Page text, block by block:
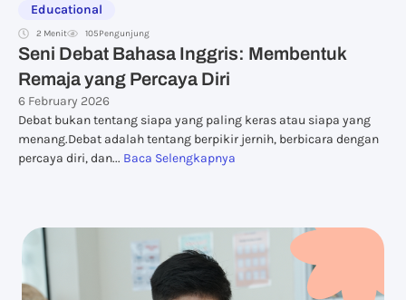
Educational
2 Menit 105Pengunjung
Seni Debat Bahasa Inggris: Membentuk
Remaja yang Percaya Diri
6 February 2026
Debat bukan tentang siapa yang paling keras atau siapa yang
menang.Debat adalah tentang berpikir jernih, berbicara dengan
percaya diri, dan... Baca Selengkapnya